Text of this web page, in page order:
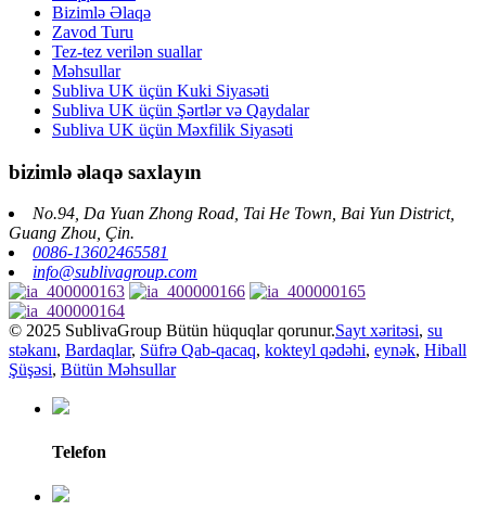
Bizimlə Əlaqə
Zavod Turu
Tez-tez verilən suallar
Məhsullar
Subliva UK üçün Kuki Siyasəti
Subliva UK üçün Şərtlər və Qaydalar
Subliva UK üçün Məxfilik Siyasəti
bizimlə əlaqə saxlayın
No.94, Da Yuan Zhong Road, Tai He Town, Bai Yun District,
Guang Zhou, Çin.
0086-13602465581
info@sublivagroup.com
© 2025 SublivaGroup Bütün hüquqlar qorunur.Sayt xəritəsi, su
stəkanı, Bardaqlar, Süfrə Qab-qacaq, kokteyl qədəhi, eynək, Hiball
Şüşəsi, Bütün Məhsullar
Telefon